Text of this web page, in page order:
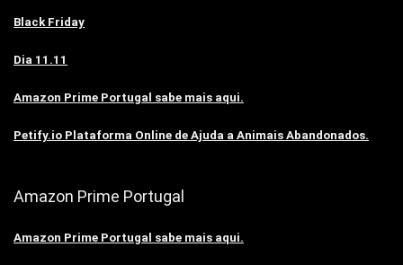
Black Friday
Dia 11.11
Amazon Prime Portugal sabe mais aqui.
Petify.io Plataforma Online de Ajuda a Animais Abandonados.
Amazon Prime Portugal
Amazon Prime Portugal sabe mais aqui.